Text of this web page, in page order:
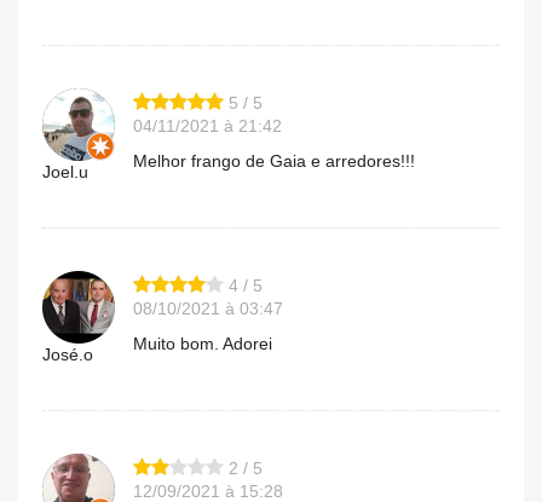
Joel.u
5 / 5
04/11/2021 à 21:42
Melhor frango de Gaia e arredores!!!
José.o
4 / 5
08/10/2021 à 03:47
Muito bom. Adorei
2 / 5
12/09/2021 à 15:28